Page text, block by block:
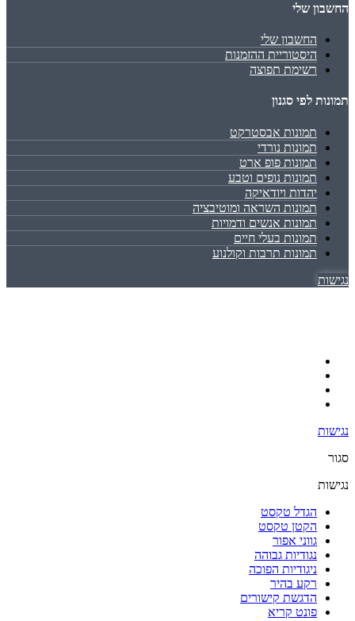
החשבון שלי
החשבון שלי
היסטוריית ההזמנות
רשימת תפוצה
תמונות לפי סגנון
תמונות אבסטרקט
תמונות נורדי
תמונות פופ ארט
תמונות נופים וטבע
יהדות ויודאיקה
תמונות השראה ומוטיבציה
תמונות אנשים ודמויות
תמונות בעלי חיים
תמונות תרבות וקולנוע
נגישות
נגישות
סגור
נגישות
הגדל טקסט
הקטן טקסט
גווני אפור
נגודיות גבוהה
ניגודיות הפוכה
רקע בהיר
הדגשת קישורים
פונט קריא